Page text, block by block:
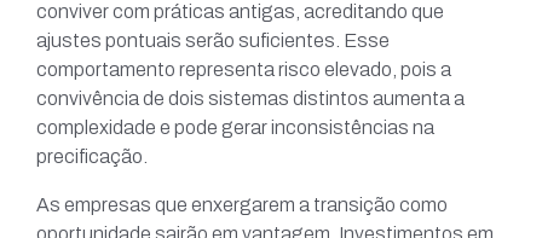
conviver com práticas antigas, acreditando que
ajustes pontuais serão suficientes. Esse
comportamento representa risco elevado, pois a
convivência de dois sistemas distintos aumenta a
complexidade e pode gerar inconsistências na
precificação.
As empresas que enxergarem a transição como